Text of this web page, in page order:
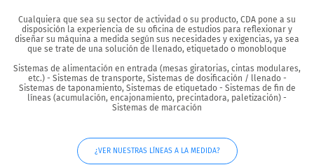
Cualquiera que sea su sector de actividad o su producto, CDA pone a su
disposición la experiencia de su oficina de estudios para reflexionar y
diseñar su máquina a medida según sus necesidades y exigencias, ya sea
que se trate de una solución de llenado, etiquetado o monobloque
Sistemas de alimentación en entrada (mesas giratorias, cintas modulares,
etc.) - Sistemas de transporte, Sistemas de dosificación / llenado -
Sistemas de taponamiento, Sistemas de etiquetado - Sistemas de fin de
líneas (acumulación, encajonamiento, precintadora, paletización) -
Sistemas de marcación
¿VER NUESTRAS LÍNEAS A LA MEDIDA?